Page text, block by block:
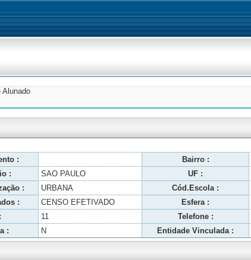
Alunado
: Bairro :
: SAO PAULO UF :
: URBANA Cód.Escola :
: CENSO EFETIVADO Esfera :
11 Telefone :
: N Entidade Vinculada :